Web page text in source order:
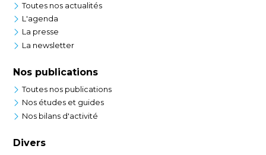
Toutes nos actualités
L'agenda
La presse
La newsletter
Nos publications
Toutes nos publications
Nos études et guides
Nos bilans d'activité
Divers